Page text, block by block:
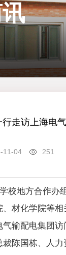
走访上海电
11-04 251
校地方合作办
材化学院等
气输配电集团
裁陈国栋、人